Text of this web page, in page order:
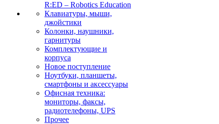
R:ED – Robotics Education
Клавиатуры, мыши,
джойстики
Колонки, наушники,
гарнитуры
Комплектующие и
корпуса
Новое поступление
Ноутбуки, планшеты,
смартфоны и аксессуары
Офисная техника:
мониторы, факсы,
радиотелефоны, UPS
Прочее